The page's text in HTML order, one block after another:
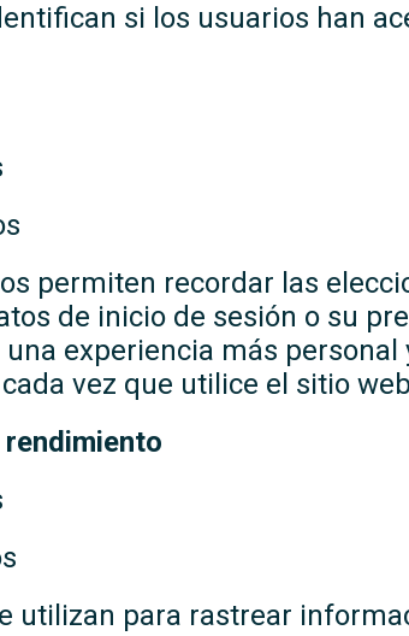
si los usuarios han
permiten recordar las
de inicio de sesión o su
experiencia más
vez que utilice el sitio
utilizan para rastrear